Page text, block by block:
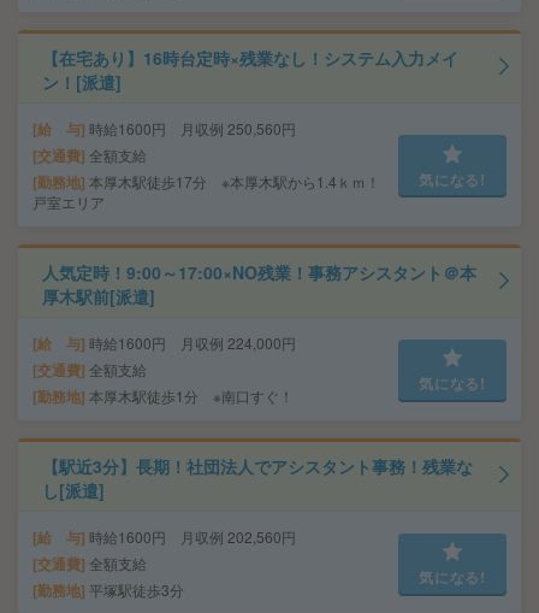
【在宅あり】16時台定時×残業なし！システム入力メイ
ン！[派遣]
給 与 時給1600円 月収例 250,560円
交通費 全額支給
勤務地 本厚木駅徒歩17分 ※本厚木駅から1.4ｋｍ！
戸室エリア
気になる!
人気定時！9:00～17:00×NO残業！事務アシスタント＠本
厚木駅前[派遣]
給 与 時給1600円 月収例 224,000円
交通費 全額支給
勤務地 本厚木駅徒歩1分 ※南口すぐ！
気になる!
【駅近3分】長期！社団法人でアシスタント事務！残業な
し[派遣]
給 与 時給1600円 月収例 202,560円
交通費 全額支給
勤務地 平塚駅徒歩3分
気になる!